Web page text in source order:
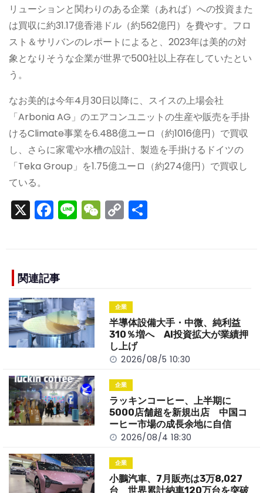
リューションと関わりのある企業（あれば）への投資また
は買収に約31.17億香港ドル（約562億円）を費やす。フロ
スト＆サリバンのレポートによると、2023年は美的の対
象となりそうな企業が世界で500社以上存在していたとい
う。
なお美的は今年4月30日以降に、スイスの上場会社
「Arbonia AG」のエアコンユニットの生産や販売を手掛
けるClimate事業を6.488億ユーロ（約1016億円）で買収
し、さらに家電や水槽の設計、製造を手掛けるドイツの
「Teka Group」を1.75億ユーロ（約274億円）で買収し
ている。
X F
a
e
b
o
o
k
Li
n
W
e
C
o
n
k
関連記事
企業
半導体設備大手・中微、純利益
310％増へ AI投資拡大が業績押
し上げ
2026/08/5 10:30
企業
ラッキンコーヒー、上半期に
5000店舗超を新規出店 中国コ
ーヒー市場の成長余地に自信
2026/08/4 18:30
企業
小鵬汽車、7月販売は3万8,027
台 世界累計納車120万台を突破